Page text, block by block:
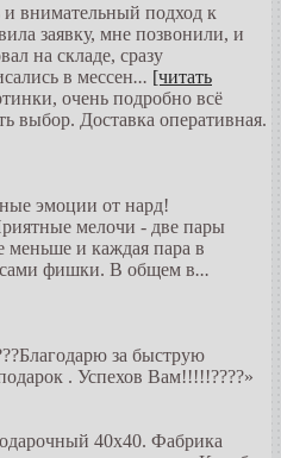
и внимательный подход к
заявку, мне позвонили, и
на складе, сразу
в мессен... [читать
очень подробно всё
выбор. Доставка оперативная.
эмоции от нард!
мелочи - две пары
меньше и каждая пара в
фишки. В общем в...
за быструю
. Успехов Вам!!!!!????»
40х40. Фабрика